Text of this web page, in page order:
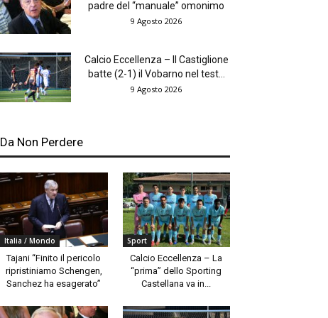
padre del “manuale” omonimo
9 Agosto 2026
Calcio Eccellenza – Il Castiglione
batte (2-1) il Vobarno nel test...
9 Agosto 2026
Da Non Perdere
Italia / Mondo
Tajani “Finito il pericolo
ripristiniamo Schengen,
Sanchez ha esagerato”
Sport
Calcio Eccellenza – La
“prima” dello Sporting
Castellana va in...